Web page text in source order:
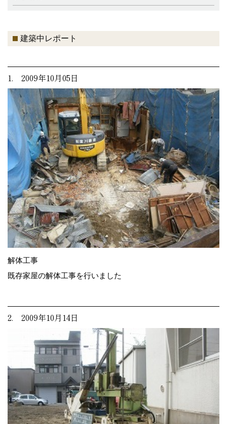
建築中レポート
1. 2009年10月05日
解体工事
既存家屋の解体工事を行いました
2. 2009年10月14日